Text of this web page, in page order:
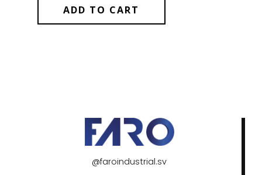
ADD TO CART
@faroindustrial.sv